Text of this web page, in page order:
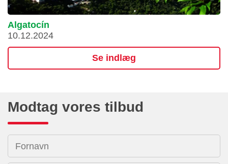
Algatocín
10.12.2024
Se indlæg
Modtag vores tilbud
Fornavn